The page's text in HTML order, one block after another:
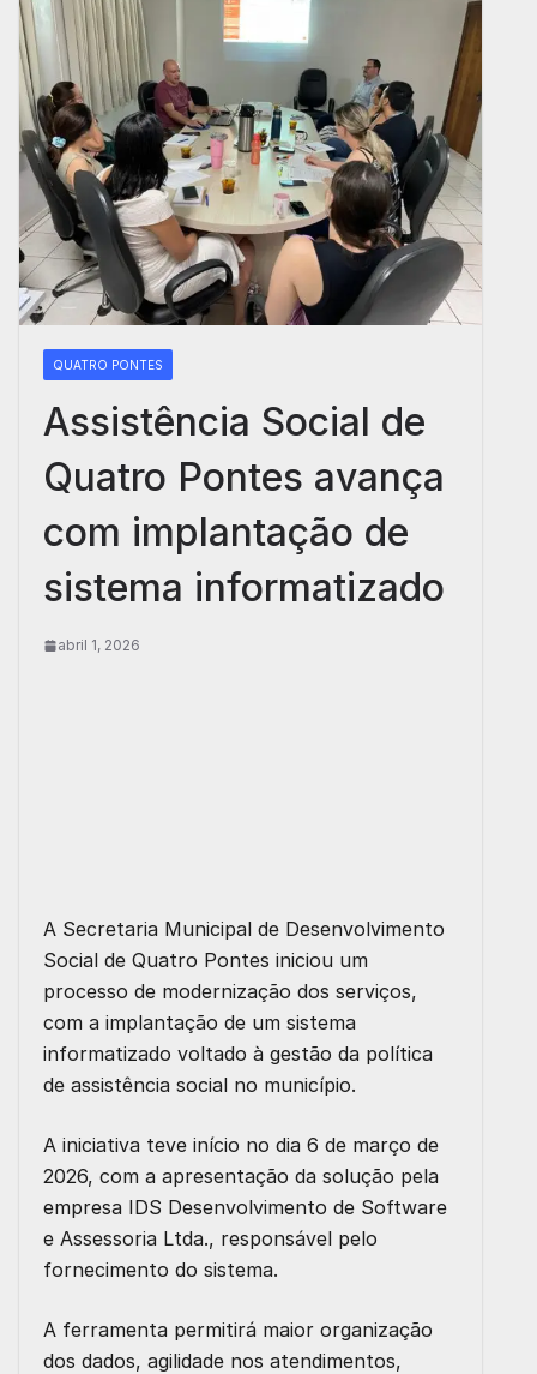
QUATRO PONTES
Assistência Social de
Quatro Pontes avança
com implantação de
sistema informatizado
abril 1, 2026
A Secretaria Municipal de Desenvolvimento
Social de Quatro Pontes iniciou um
processo de modernização dos serviços,
com a implantação de um sistema
informatizado voltado à gestão da política
de assistência social no município.
A iniciativa teve início no dia 6 de março de
2026, com a apresentação da solução pela
empresa IDS Desenvolvimento de Software
e Assessoria Ltda., responsável pelo
fornecimento do sistema.
A ferramenta permitirá maior organização
dos dados, agilidade nos atendimentos,